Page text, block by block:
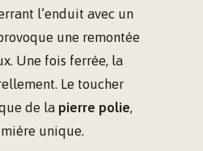
l’enduit avec un
une remontée
Une fois ferrée, la
Le toucher
de la pierre polie,
unique.